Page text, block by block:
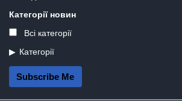
Категорії новин
Всі категорії
Категорії
Subscribe Me